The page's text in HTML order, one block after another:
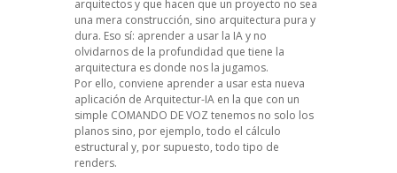
arquitectos y que hacen que un proyecto no sea
una mera construcción, sino arquitectura pura y
dura. Eso sí: aprender a usar la IA y no
olvidarnos de la profundidad que tiene la
arquitectura es donde nos la jugamos.
Por ello, conviene aprender a usar esta nueva
aplicación de Arquitectur-IA en la que con un
simple COMANDO DE VOZ tenemos no solo los
planos sino, por ejemplo, todo el cálculo
estructural y, por supuesto, todo tipo de
renders.